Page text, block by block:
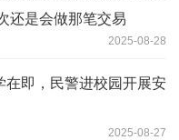
还是会做那笔交易
2025-08-28
在即，民警进校园开展安
2025-08-27